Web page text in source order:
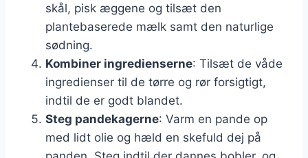
skål, pisk æggene og tilsæt den
plantebaserede mælk samt den naturlige
sødning.
Kombiner ingredienserne: Tilsæt de våde
ingredienser til de tørre og rør forsigtigt,
indtil de er godt blandet.
Steg pandekagerne: Varm en pande op
med lidt olie og hæld en skefuld dej på